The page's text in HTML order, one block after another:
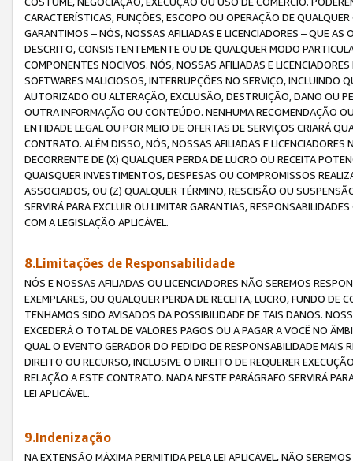
CARACTERÍSTICAS, FUNÇÕES, ESCOPO OU OPERAÇÃO DE
GARANTIMOS – NÓS, NOSSAS AFILIADAS E LICENCIADORES – QUE
DESCRITO, CONSISTENTEMENTE OU DE QUALQUER MODO
COMPONENTES NOCIVOS. NÓS, NOSSAS AFILIADAS E
SOFTWARES MALICIOSOS, INTERRUPÇÕES NO SERVIÇO, INCLUINDO
AUTORIZADO OU ALTERAÇÃO, EXCLUSÃO, DESTRUIÇÃO, DANO OU
OUTRA INFORMAÇÃO OU CONTEÚDO. NENHUMA RECOMENDAÇÃO
ENTIDADE LEGAL OU POR MEIO DE OFERTAS DE SERVIÇOS CRIARÁ
CONTRATO. ALÉM DISSO, NÓS, NOSSAS AFILIADAS E
DECORRENTE DE (X) QUALQUER PERDA DE LUCRO OU RECEITA
QUAISQUER INVESTIMENTOS, DESPESAS OU COMPROMISSOS
ASSOCIADOS, OU (Z) QUALQUER TÉRMINO, RESCISÃO OU
SERVIRÁ PARA EXCLUIR OU LIMITAR GARANTIAS,
COM A LEGISLAÇÃO APLICÁVEL.
8.Limitações de Responsabilidade
NÓS E NOSSAS AFILIADAS OU LICENCIADORES NÃO SEREMOS
EXEMPLARES, OU QUALQUER PERDA DE RECEITA, LUCRO, FUNDO
TENHAMOS SIDO AVISADOS DA POSSIBILIDADE DE TAIS DANOS.
EXCEDERÁ O TOTAL DE VALORES PAGOS OU A PAGAR A VOCÊ NO
QUAL O EVENTO GERADOR DO PEDIDO DE RESPONSABILIDADE
DIREITO OU RECURSO, INCLUSIVE O DIREITO DE REQUERER
RELAÇÃO A ESTE CONTRATO. NADA NESTE PARÁGRAFO SERVIRÁ
LEI APLICÁVEL.
9.Indenização
NA EXTENSÃO MÁXIMA PERMITIDA PELA LEI APLICÁVEL, NÃO